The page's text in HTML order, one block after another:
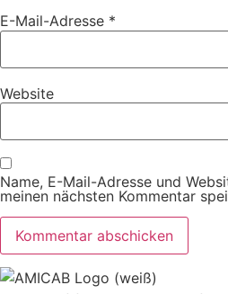
E-Mail-Adresse *
Website
Name, E-Mail-Adresse und
meinen nächsten Kommentar